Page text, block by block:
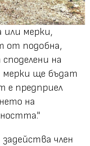
или мерки,
от подобна,
на
мерки ще бъдат
е предприел
на
член